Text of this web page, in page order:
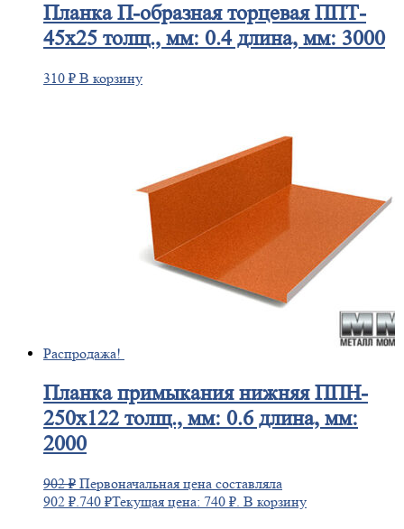
ПланкаП-образная торцевая ППТ-
45х25 толщ., мм: 0.4 длина, мм: 3000
310 ₽ В корзину
Распродажа!
Планкапримыкания нижняя ППН-
250х122 толщ., мм: 0.6 длина, мм:
2000
902₽ Первоначальная цена составляла
902 ₽. 740 ₽Текущая цена: 740 ₽. В корзину